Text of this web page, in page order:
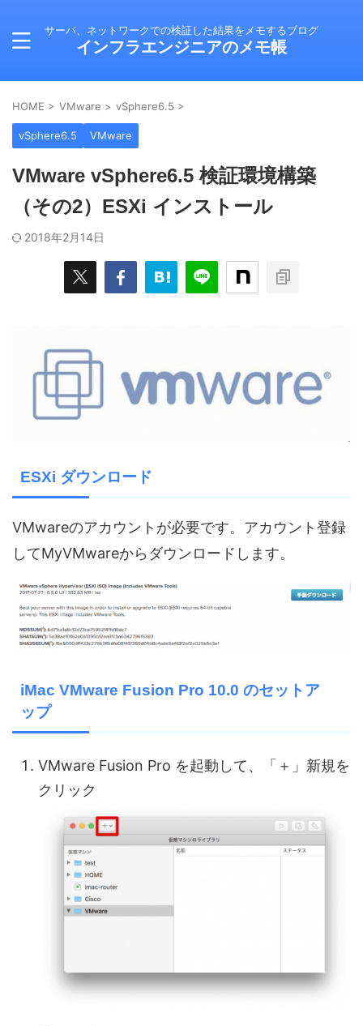
サーバ、ネットワークでの検証した結果をメモするブログ
インフラエンジニアのメモ帳
HOME > VMware > vSphere6.5 >
vSphere6.5 VMware
VMware vSphere6.5 検証環境構築
（その2）ESXi インストール
2018年2月14日
ESXi ダウンロード
VMwareのアカウントが必要です。アカウント登録
してMyVMwareからダウンロードします。
iMac VMware Fusion Pro 10.0 のセットア
ップ
VMware Fusion Pro を起動して、「＋」新規を
クリック